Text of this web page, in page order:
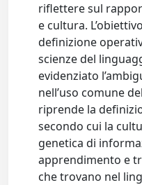
riflettere sul
e cultura.
definizione
scienze del
evidenziato
nell’uso comune
riprende la
secondo cui la
genetica di
apprendimento e
che trovano nel